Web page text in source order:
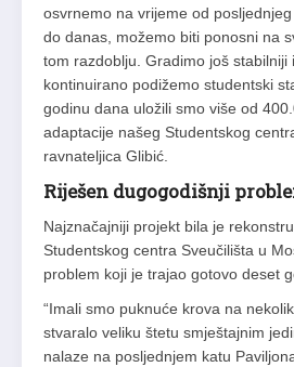
osvrnemo na vrijeme od
do danas, možemo biti ponosni na
tom razdoblju. Gradimo još stabilniji
kontinuirano podižemo studentski
godinu dana uložili smo više od
adaptacije našeg Studentskog
ravnateljica Glibić.
Riješen dugogodišnji
Najznačajniji projekt bila je
Studentskog centra Sveučilišta u
problem koji je trajao gotovo deset
“Imali smo puknuće krova na
stvaralo veliku štetu smještajnim
nalaze na posljednjem katu